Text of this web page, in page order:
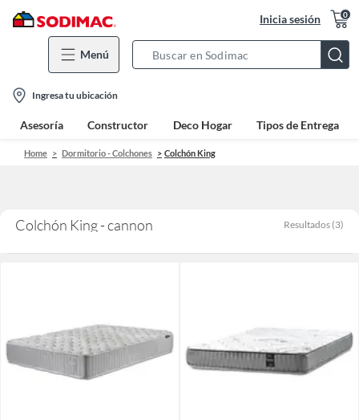
Inicia sesión 0
Menú
Bar
location-
icon
Ingresa tu ubicación
Asesoría Constructor Deco Hogar Tipos de Entrega
Home Dormitorio - Colchones Colchón King
Colchón King - cannon Resultados (3)